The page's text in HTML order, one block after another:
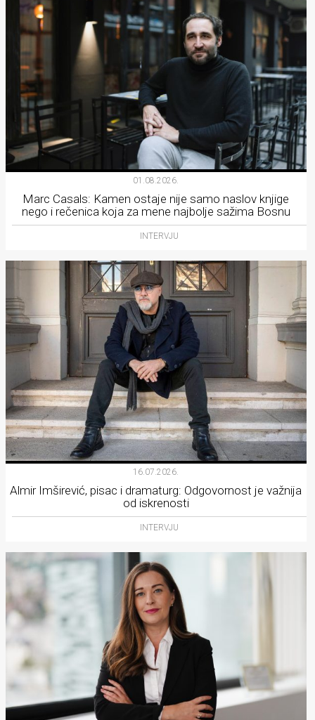
01.08.2026.
Marc Casals: Kamen ostaje nije samo naslov knjige
nego i rečenica koja za mene najbolje sažima Bosnu
INTERVJU
16.07.2026.
Almir Imširević, pisac i dramaturg: Odgovornost je važnija
od iskrenosti
INTERVJU